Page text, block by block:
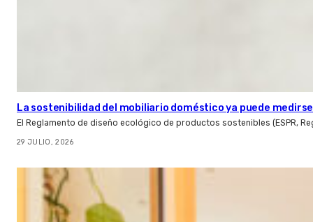
La sostenibilidad del mobiliario doméstico ya puede
El Reglamento de diseño ecológico de productos sostenibles (ESPR,
29 JULIO, 2026